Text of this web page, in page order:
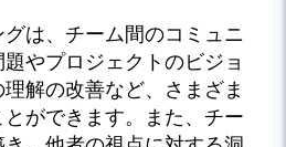
は、チーム間のコミュニ
やプロジェクトのビジョ
解の改善など、さまざま
ができます。また、チー